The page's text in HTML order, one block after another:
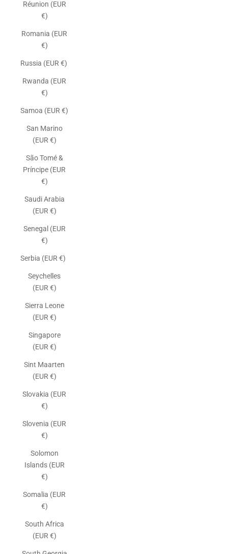
Réunion (EUR
€)
Romania (EUR
€)
Russia (EUR €)
Rwanda (EUR
€)
Samoa (EUR €)
San Marino
(EUR €)
São Tomé &
Príncipe (EUR
€)
Saudi Arabia
(EUR €)
Senegal (EUR
€)
Serbia (EUR €)
Seychelles
(EUR €)
Sierra Leone
(EUR €)
Singapore
(EUR €)
Sint Maarten
(EUR €)
Slovakia (EUR
€)
Slovenia (EUR
€)
Solomon
Islands (EUR
€)
Somalia (EUR
€)
South Africa
(EUR €)